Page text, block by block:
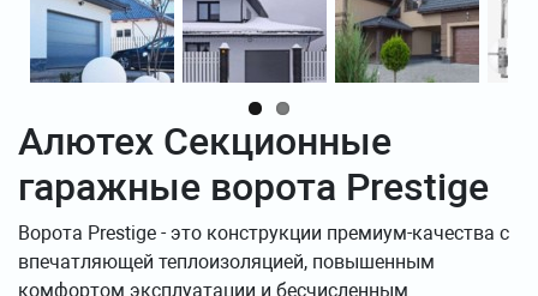
Алютех Секционные
гаражные ворота Prestige
Ворота Prestige - это конструкции премиум-качества с
впечатляющей теплоизоляцией, повышенным
комфортом эксплуатации и бесчисленным